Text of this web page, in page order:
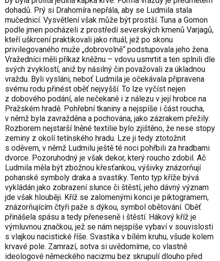
dohadů. Prý si Drahomíra nepřála, aby se Ludmila stala
mučednicí. Vysvětlení však může být prostší. Tuna a Gomon
podle jmen pocházeli z prostředí severských kmenů Varjagů,
kteří uškrcení praktikovali jako rituál, jež po skonu
privilegovaného muže „dobrovolně“ podstupovala jeho žena.
Vražedníci měli příkaz kněžnu – vdovu usmrtit a ten splnili dle
svých zvyklostí, aniž by násilný čin považovali za úkladnou
vraždu. Byli vysláni, neboť Ludmila je očekávala připravena
svému rodu přinést oběť nejvyšší. To lze vyčíst nejen
z dobového podání, ale nečekaně i z nálezu v její hrobce na
Pražském hradě. Pohřební tkaniny a nejspíše i část roucha,
v němž byla zavražděna a pochována, jako zázrakem přežily.
Rozborem nejstarší lněné textilie bylo zjištěno, že nese stopy
zeminy z okolí tetínského hradu. Lze ji tedy ztotožnit
s oděvem, v němž Ludmilu ještě té noci pohřbili za hradbami
dvorce. Pozoruhodný je však dekor, který roucho zdobil. Ač
Ludmila měla být zbožnou křesťankou, výšivky znázorňují
pohanské symboly draka a svastiky. Tento typ kříže bývá
vykládán jako zobrazení slunce či štěstí, jeho dávný význam
jde však hlouběji. Kříž se zalomenými konci je piktogramem,
znázorňujícím čtyři paže s dýkou, symbol obětování. Oběť
přinášela spásu a tedy přeneseně i štěstí. Hákový kříž je
výmluvnou značkou, jež se nám nejspíše vybaví v souvislosti
s vlajkou nacistické říše. Svastika v bílém kruhu, všude kolem
krvavé pole. Zamrazí, sotva si uvědomíme, co vlastně
ideologové německého nacizmu bez skrupulí dlouho před